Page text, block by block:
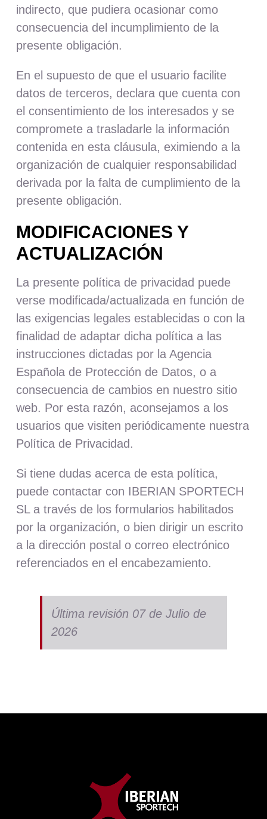
indirecto, que pudiera ocasionar como
consecuencia del incumplimiento de la
presente obligación.
En el supuesto de que el usuario facilite
datos de terceros, declara que cuenta con
el consentimiento de los interesados y se
compromete a trasladarle la información
contenida en esta cláusula, eximiendo a la
organización de cualquier responsabilidad
derivada por la falta de cumplimiento de la
presente obligación.
MODIFICACIONES Y
ACTUALIZACIÓN
La presente política de privacidad puede
verse modificada/actualizada en función de
las exigencias legales establecidas o con la
finalidad de adaptar dicha política a las
instrucciones dictadas por la Agencia
Española de Protección de Datos, o a
consecuencia de cambios en nuestro sitio
web. Por esta razón, aconsejamos a los
usuarios que visiten periódicamente nuestra
Política de Privacidad.
Si tiene dudas acerca de esta política,
puede contactar con IBERIAN SPORTECH
SL a través de los formularios habilitados
por la organización, o bien dirigir un escrito
a la dirección postal o correo electrónico
referenciados en el encabezamiento.
Última revisión 07 de Julio de
2026